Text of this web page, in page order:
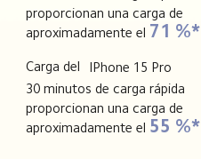
proporcionan una carga de
aproximadamente el 71 %*
Carga del
IPhone 15 Pro
30 minutos de carga rápida
proporcionan una carga de
aproximadamente el 55 %*